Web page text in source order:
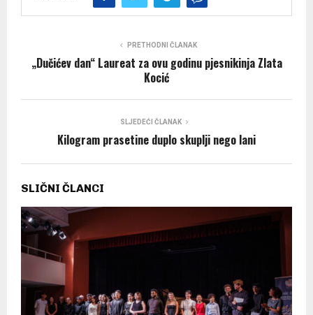
PRETHODNI ČLANAK
„Dučićev dan“ Laureat za ovu godinu pjesnikinja Zlata
Kocić
SLJEDEĆI ČLANAK
Kilogram prasetine duplo skuplji nego lani
SLIČNI ČLANCI